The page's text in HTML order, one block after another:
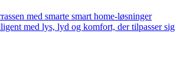
med smarte smart home-løsninger
med lys, lyd og komfort, der tilpasser sig